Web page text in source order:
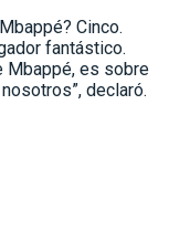
Cinco.
fantástico.
Mbappé, es sobre
declaró.